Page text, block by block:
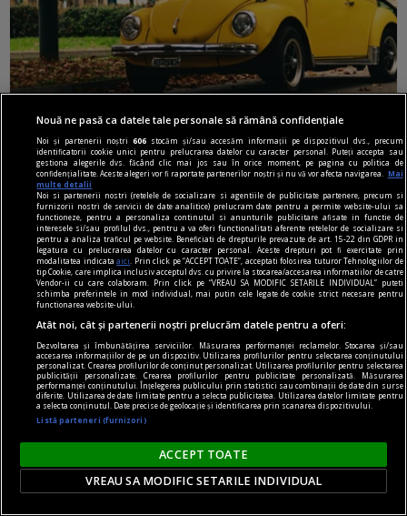
fraudare kilometraj
De ce fraudarea kilometrajului rămâne o
problemă majoră pe piața mașinilor second-
hand?
O mașină este un mare ajutor în repetate
rânduri. În mediul urban este o necesitate. De
asemenea, și în cazul celor care stau în mediul
rural și fac naveta este un mijloc de transport
obligatoriu. Însă, oscilațiile economiei afectează
puterea de cumpărare.
Nouă ne pasă ca datele tale personale să rămână confidențiale
Noi și partenerii noștri606 stocăm și/sau accesăm informații pe dispozitivul dvs., precum
identificatorii cookie unici pentru prelucrarea datelor cu caracter personal. Puteți accepta sau
gestiona alegerile dvs. făcând clic mai jos sau în orice moment, pe pagina cu politica de
confidențialitate. Aceste alegeri vor fi raportate partenerilor noștri și nu vă vor afecta navigarea.
Mai
multe detalii
Noi si partenerii nostri (retelele de socializare si agentiile de publicitate partenere, precum si
furnizorii nostri de servicii de date analitice) prelucram date pentru a permite website-ului sa
functioneze, pentru a personaliza continutul si anunturile publicitare afisate in functie de
interesele si/sau profilul dvs., pentru a va oferi functionalitati aferente retelelor de socializare si
pentru a analiza traficul pe website. Beneficiati de drepturile prevazute de art. 15-22 din GDPR in
legatura cu prelucrarea datelor cu caracter personal. Aceste drepturi pot fi exercitate prin
modalitatea indicataaici
. Prin click pe “ACCEPT TOATE”, acceptati folosirea tuturor Tehnologiilor de
tip Cookie, care implica inclusiv acceptul dvs. cu privire la stocarea/accesarea informatiilor de catre
Vendor-ii cu care colaboram. Prin click pe “VREAU SA MODIFIC SETARILE INDIVIDUAL” puteti
schimba preferintele in mod individual, mai putin cele legate de cookie strict necesare pentru
functionarea website-ului.
Atât noi, cât și partenerii noștri prelucrăm datele pentru a oferi:
Dezvoltarea și îmbunătățirea serviciilor. Măsurarea performanței reclamelor. Stocarea și/sau
accesarea informațiilor de pe un dispozitiv. Utilizarea profilurilor pentru selectarea conținutului
personalizat. Crearea profilurilor de conținut personalizat. Utilizarea profilurilor pentru selectarea
publicității personalizate. Crearea profilurilor pentru publicitate personalizată. Măsurarea
performanței conținutului. Înțelegerea publicului prin statistici sau combinații de date din surse
diferite. Utilizarea de date limitate pentru a selecta publicitatea. Utilizarea datelor limitate pentru
a selecta conținutul. Date precise de geolocație și identificarea prin scanarea dispozitivului.
Listă parteneri (furnizori)
ACCEPT TOATE
VREAU SA MODIFIC SETARILE INDIVIDUAL